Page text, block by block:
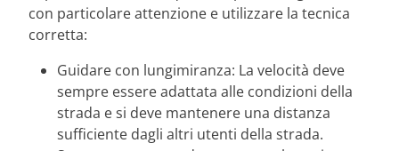
con particolare attenzione e utilizzare la tecnica
corretta:
Guidare con lungimiranza: La velocità deve
sempre essere adattata alle condizioni della
strada e si deve mantenere una distanza
sufficiente dagli altri utenti della strada.